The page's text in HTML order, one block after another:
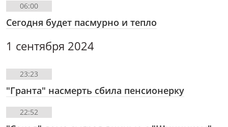
06:00
Сегодня будет пасмурно и тепло
1 сентября 2024
23:23
"Гранта" насмерть сбила пенсионерку
22:52